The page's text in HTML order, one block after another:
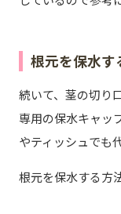
根元を保水す
続いて、茎の切り
専用の保水キャッ
やティッシュでも
根元を保水する方